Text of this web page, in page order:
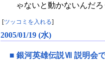
ゃないと動かないんだ
[ツッコミを入れる]
2005/01/19 (水)
■ 銀河英雄伝説Ⅶ 説明会